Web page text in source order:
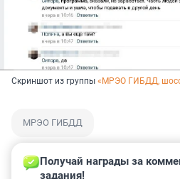
Скриншот из группы «МРЭО ГИБДД,
МРЭО ГИБДД
Получай награды за
задания!